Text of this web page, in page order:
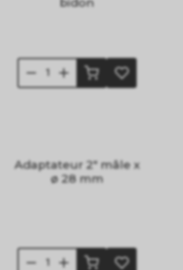
Adaptateur 2" mâle x
ø 28 mm